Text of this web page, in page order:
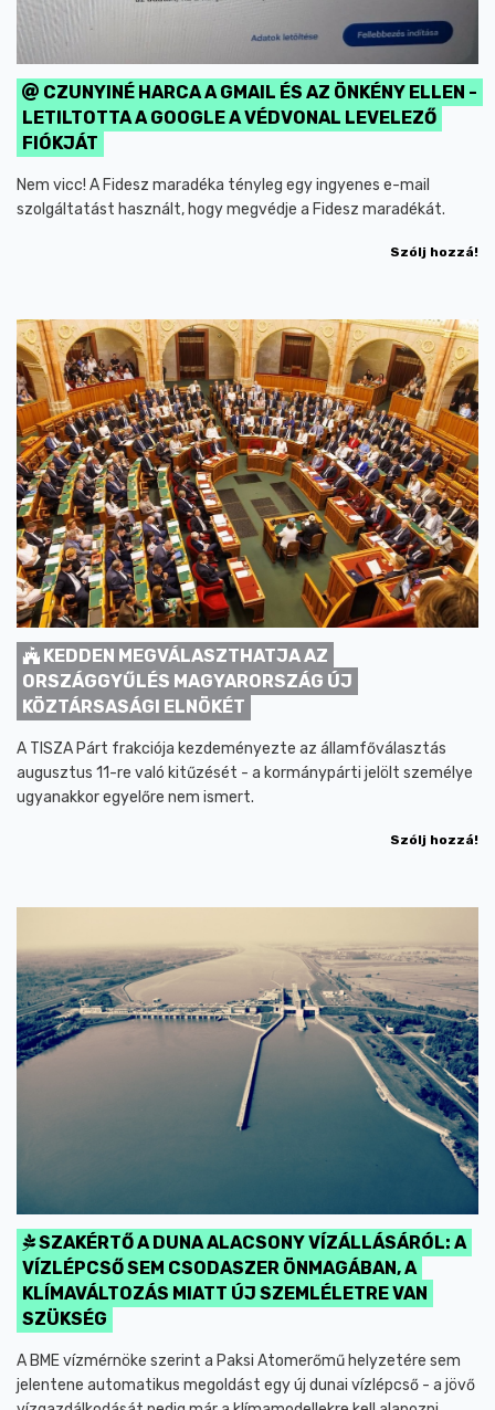
CZUNYINÉ HARCA A GMAIL ÉS AZ ÖNKÉNY ELLEN -
LETILTOTTA A GOOGLE A VÉDVONAL LEVELEZŐ
FIÓKJÁT
Nem vicc! A Fidesz maradéka tényleg egy ingyenes e-mail
szolgáltatást használt, hogy megvédje a Fidesz maradékát.
Szólj hozzá!
KEDDEN MEGVÁLASZTHATJA AZ
ORSZÁGGYŰLÉS MAGYARORSZÁG ÚJ
KÖZTÁRSASÁGI ELNÖKÉT
A TISZA Párt frakciója kezdeményezte az államfőválasztás
augusztus 11-re való kitűzését - a kormánypárti jelölt személye
ugyanakkor egyelőre nem ismert.
Szólj hozzá!
SZAKÉRTŐ A DUNA ALACSONY VÍZÁLLÁSÁRÓL: A
VÍZLÉPCSŐ SEM CSODASZER ÖNMAGÁBAN, A
KLÍMAVÁLTOZÁS MIATT ÚJ SZEMLÉLETRE VAN
SZÜKSÉG
A BME vízmérnöke szerint a Paksi Atomerőmű helyzetére sem
jelentene automatikus megoldást egy új dunai vízlépcső - a jövő